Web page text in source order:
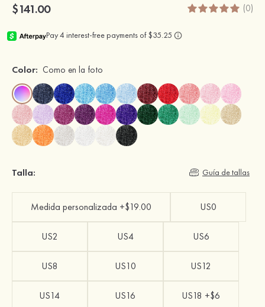
$141.00 (0)
Color: Como en la foto
Talla: Guía de tallas
Medida personalizada +$19.00 US0
US2 US4 US6
US8 US10 US12
US14 US16 US18 +$6